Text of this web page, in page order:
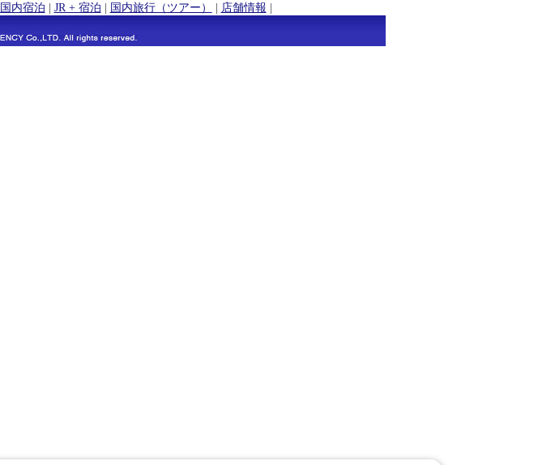
国内宿泊 | JR + 宿泊 | 国内旅行（ツアー） | 店舗情報 |